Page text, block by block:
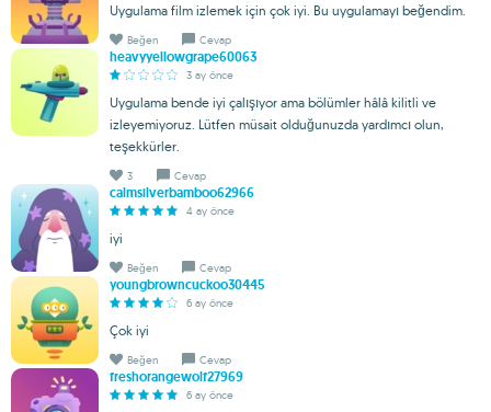
Uygulama film izlemek için çok iyi. Bu uygulamayı beğendim.
Beğen Cevap
heavyyellowgrape60063
3 ay önce
Uygulama bende iyi çalışıyor ama bölümler hâlâ kilitli ve
izleyemiyoruz. Lütfen müsait olduğunuzda yardımcı olun,
teşekkürler.
3 Cevap
calmsilverbamboo62966
4 ay önce
iyi
Beğen Cevap
youngbrowncuckoo30445
6 ay önce
Çok iyi
Beğen Cevap
freshorangewolf27969
6 ay önce